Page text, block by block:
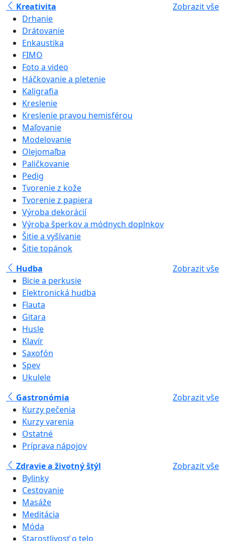
Kreativita
Zobrazit vše
Drhanie
Drátovanie
Enkaustika
FIMO
Foto a video
Háčkovanie a pletenie
Kaligrafia
Kreslenie
Kreslenie pravou hemisférou
Maľovanie
Modelovanie
Olejomaľba
Paličkovanie
Pedig
Tvorenie z kože
Tvorenie z papiera
Výroba dekorácií
Výroba šperkov a módnych doplnkov
Šitie a vyšívanie
Šitie topánok
Hudba
Zobrazit vše
Bicie a perkusie
Elektronická hudba
Flauta
Gitara
Husle
Klavír
Saxofón
Spev
Ukulele
Gastronómia
Zobrazit vše
Kurzy pečenia
Kurzy varenia
Ostatné
Príprava nápojov
Zdravie a životný štýl
Zobrazit vše
Bylinky
Cestovanie
Masáže
Meditácia
Móda
Starostlivosť o telo